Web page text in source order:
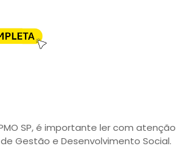
SP, é importante ler com atenção
Gestão e Desenvolvimento Social.